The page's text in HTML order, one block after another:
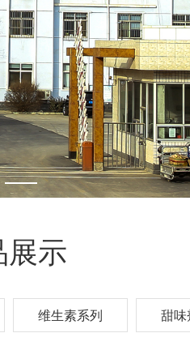
展示
维生素系列 甜